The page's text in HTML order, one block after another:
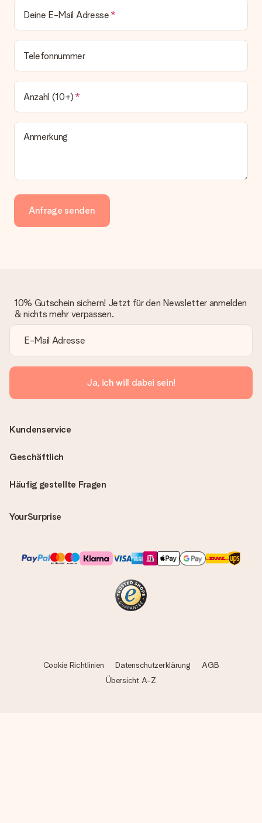
Deine E-Mail Adresse
Telefonnummer
Anzahl (10+)
Anmerkung
Anfrage senden
10% Gutschein sichern! Jetzt für den Newsletter anmelden
& nichts mehr verpassen.
Ja, ich will dabei sein!
Häufig gestellte Fragen
YourSurprise
Kundenservice
Geschäftlich
Cookie Richtlinien Datenschutzerklärung
AGB
Übersicht A-Z